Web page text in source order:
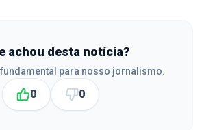
achou desta notícia?
para nosso jornalismo.
0 0